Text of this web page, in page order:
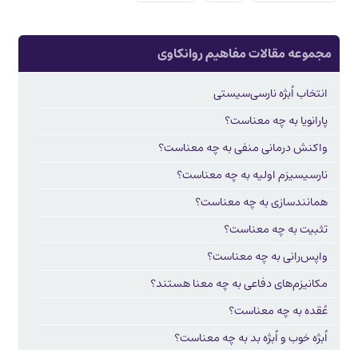
مجموعه مقالات مفاهیم روانکاوی
انتخاب اُبژه نارسی‌سیستی
پارانویا به چه معناست؟
واکنش درمانی منفی به چه معناست؟
نارسیسیزم اولیه به چه معناست؟
همانندسازی به چه معناست؟
تثبیت به چه معناست؟
واپس‌رانی به چه معناست؟
مکانیزم‌های دفاعی به چه معنا هستند؟
عُقده به چه معناست؟
اُبژه خوب و اُبژه بد به چه معناست؟